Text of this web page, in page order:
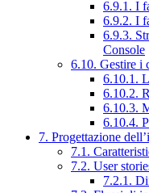
6.9.1. I
6.9.2. I
6.9.3.
Console
6.10. Gestire i
6.10.1.
6.10.2.
6.10.3.
6.10.4.
7. Progettazione
7.1.
7.2. User
7.2.1.